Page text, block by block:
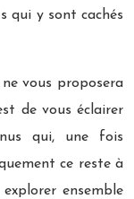
qui y sont cachés
vous proposera
de vous éclairer
qui, une fois
ce reste à
ensemble